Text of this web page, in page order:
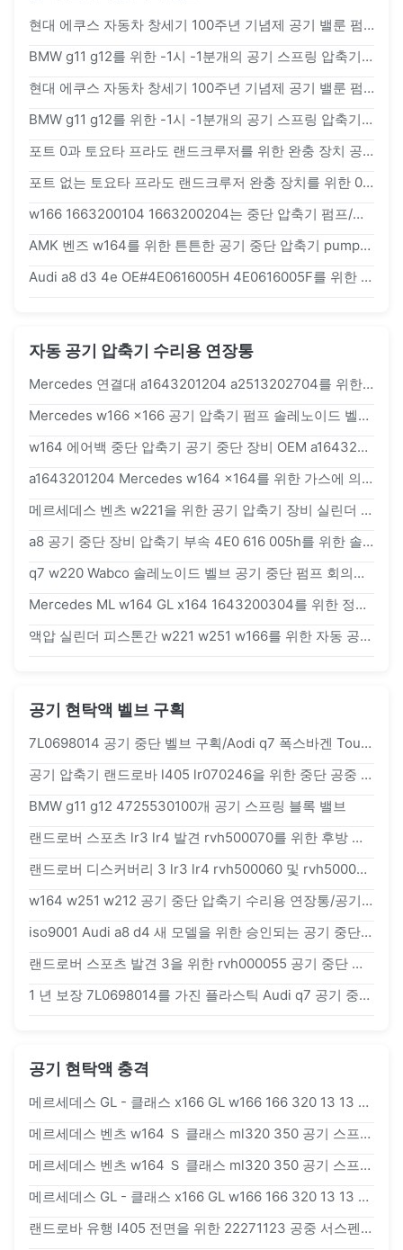
현대 에쿠스 자동차 창세기 100주년 기념제 공기 밸룬 펌프를 위한 55880-3N000 공기 스프링 압축기
BMW g11 g12를 위한 -1시 -1분개의 공기 스프링 압축기 펌프
현대 에쿠스 자동차 창세기 100주년 기념제 공기 밸룬 펌프를 위한 55880-3N000 공기 스프링 압축기
BMW g11 g12를 위한 -1시 -1분개의 공기 스프링 압축기 펌프
포트 0과 토요타 프라도 랜드크루저를 위한 완충 장치 공기 압축기
포트 없는 토요타 프라도 랜드크루저 완충 장치를 위한 0 공기 압축기 펌프
w166 1663200104 1663200204는 중단 압축기 펌프/벤즈 공기 중단 부속을 바람쐽니다
AMK 벤즈 w164를 위한 튼튼한 공기 중단 압축기 pumpa1643201204 a1643200304
Audi a8 d3 4e OE#4E0616005H 4E0616005F를 위한 좌 & 맞은 자동 공기 압축기 수리용 연장통
자동 공기 압축기 수리용 연장통
Mercedes 연결대 a1643201204 a2513202704를 위한 w164 w221 w251 w166 공기 압축기 펌프 수리용 연장통
Mercedes w166 x166 공기 압축기 펌프 솔레노이드 벨브 회의 수리용 연장통
w164 에어백 중단 압축기 공기 중단 장비 OEM a1643201204 없음
a1643201204 Mercedes w164 x164를 위한 가스에 의하여 채워지는 공기 중단 압축기 공기 펌프 수리용 연장통 플라스틱 덮개
메르세데스 벤츠 w221을 위한 공기 압축기 장비 실린더 커버 / 피스톤 로드 a2213200704 a1643201204
a8 공기 중단 장비 압축기 부속 4E0 616 005h를 위한 솔레노이드 벨브를 금속을 붙이십시오
q7 w220 Wabco 솔레노이드 벨브 공기 중단 펌프 회의를 위한 자동 공기 압축기 수리용 연장통
Mercedes ML w164 GL x164 1643200304를 위한 정면 자동 공기 압축기 수리용 연장통 1643200504 1643200904 1643201204
액압 실린더 피스톤간 w221 w251 w166를 위한 자동 공기 압축기 수리용 연장통
공기 현탁액 벨브 구획
7L0698014 공기 중단 벨브 구획/Aodi q7 폭스바겐 Touareg 완충기 벨브
공기 압축기 랜드로바 l405 lr070246을 위한 중단 공중 마틱사 블록 솔레노이드 밸브
BMW g11 g12 4725530100개 공기 스프링 블록 밸브
랜드로버 스포츠 lr3 lr4 발견 rvh500070를 위한 후방 공기 중단 벨브 구획 통제 단위
랜드로버 디스커버리 3 lr3 lr4 rvh500060 및 rvh500070용 에어 서스펜션 밸브 블록
w164 w251 w212 공기 중단 압축기 수리용 연장통/공기 펌프 솔레노이드 벨브 구획
iso9001 Audi a8 d4 새 모델을 위한 승인되는 공기 중단 벨브 구획
랜드로버 스포츠 발견 3을 위한 rvh000055 공기 중단 압축기 벨브 구획
1 년 보장 7L0698014를 가진 플라스틱 Audi q7 공기 중단 벨브 구획
공기 현탁액 충격
메르세데스 GL - 클래스 x166 GL w166 166 320 13 13 공기 지주를 위한 1663201313 공기 감쇠기
메르세데스 벤츠 w164 Ｓ 클래스 ml320 350 공기 스프링 충격 1643200125
메르세데스 벤츠 w164 Ｓ 클래스 ml320 350 공기 스프링 충격 1643200125
메르세데스 GL - 클래스 x166 GL w166 166 320 13 13 공기 지주를 위한 1663201313 공기 감쇠기
랜드로바 유행 l405 전면을 위한 22271123 공중 서스펜션 쇽 업소버